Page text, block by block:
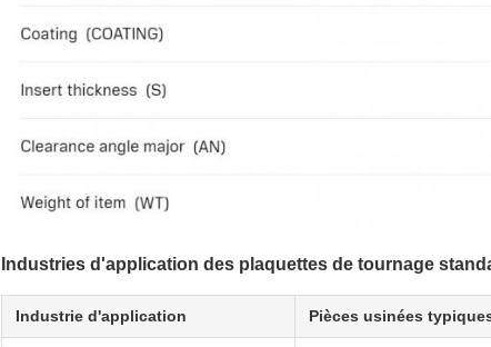
Industries d'application des plaquettes de tournage
Industrie d'application Pièces usinées